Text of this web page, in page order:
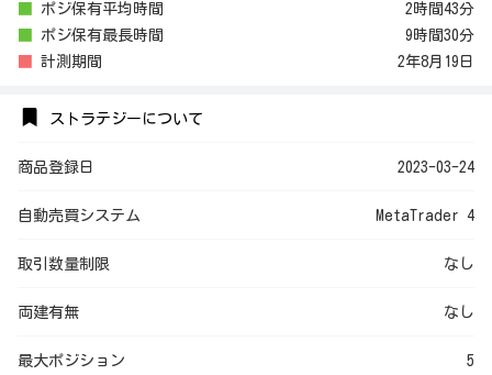
ポジ保有平均時間
2時間43分
ポジ保有最長時間
9時間30分
計測期間 2年8月19日
ストラテジーについて
商品登録日 2023-03-24
自動売買システム MetaTrader 4
取引数量制限 なし
両建有無 なし
最大ポジション 5